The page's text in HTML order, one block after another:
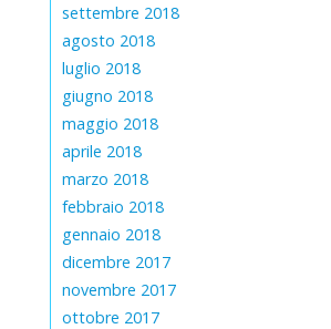
settembre 2018
agosto 2018
luglio 2018
giugno 2018
maggio 2018
aprile 2018
marzo 2018
febbraio 2018
gennaio 2018
dicembre 2017
novembre 2017
ottobre 2017